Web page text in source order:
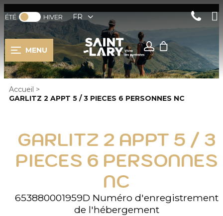
ÉTÉ HIVER FR
MENU
Accueil >
GARLITZ 2 APPT 5 / 3 PIECES 6 PERSONNES NC
GARLITZ 2 APPT 5 / 3
PIECES 6 PERSONNES
NC
653880001959D Numéro d'enregistrement
de l'hébergement